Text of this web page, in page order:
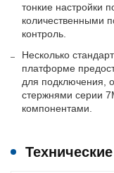
тонкие настройки
количественными
контроль.
Несколько
платформе
для подключения,
стержнями серии
компонентами.